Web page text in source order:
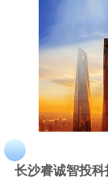
长沙睿诚智投科